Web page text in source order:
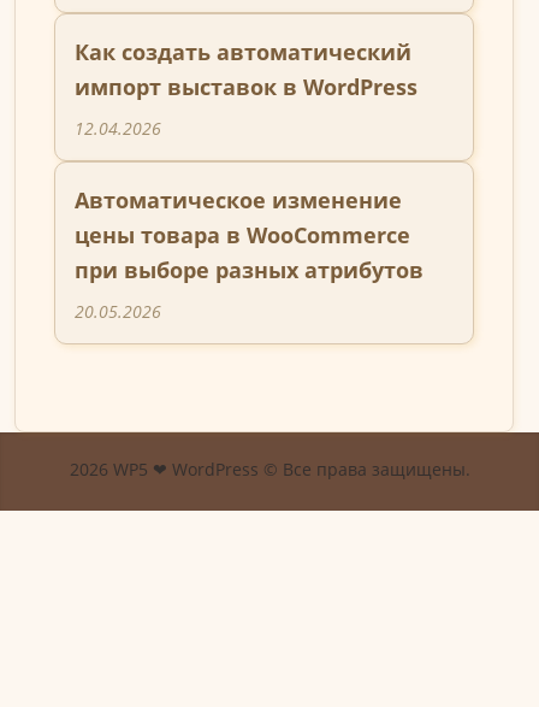
Как создать автоматический
импорт выставок в WordPress
12.04.2026
Автоматическое изменение
цены товара в WooCommerce
при выборе разных атрибутов
20.05.2026
2026 WP5 ❤ WordPress © Все права защищены.